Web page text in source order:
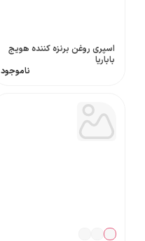
اسپری روغن برنزه کننده هویج
باباریا
ناموجود